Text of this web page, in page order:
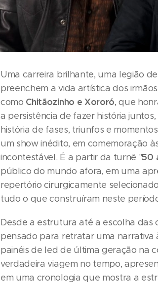
Uma carreira brilhante, uma legião
preenchem a vida artística dos
como Chitãozinho e Xororó, que
a persistência de fazer história
história de fases, triunfos e
um show inédito, em comemoração
incontestável. É a partir da turnê "50
público do mundo afora, em uma
repertório cirurgicamente
tudo o que construíram neste
Desde a estrutura até a escolha
pensado para retratar uma narrativa
painéis de led de última geração na
verdadeira viagem no tempo,
em uma cronologia que mostra a